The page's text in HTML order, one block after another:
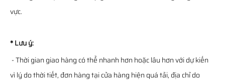
vực.
* Lưu ý:
- Thời gian giao hàng có thể nhanh hơn hoặc lâu hơn với dự kiến
vì lý do thời tiết, đơn hàng tại cửa hàng hiện quá tải, địa chỉ do